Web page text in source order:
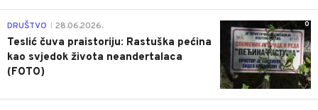
0
DRUŠTVO 28.06.2026.
Teslić čuva praistoriju: Rastuška pećina
kao svjedok života neandertalaca
(FOTO)